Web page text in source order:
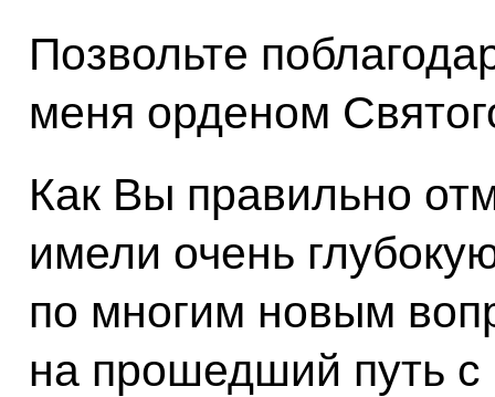
Позвольте
меня орденом
Как Вы правильно
имели очень
по многим новым
на прошедший путь